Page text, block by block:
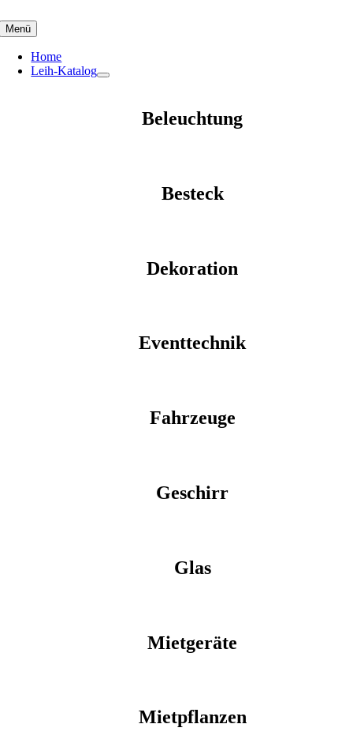
to
content
Menü
Home
Leih-Katalog
Beleuchtung
Besteck
Dekoration
Eventtechnik
Fahrzeuge
Geschirr
Glas
Mietgeräte
Mietpflanzen